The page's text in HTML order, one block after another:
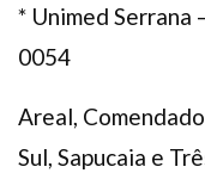
* Unimed Serrana
0054
Areal,
Sul, Sapucaia e